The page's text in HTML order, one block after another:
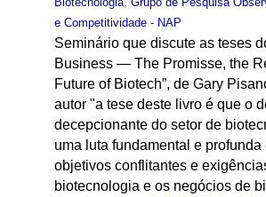
e Competitividade - NAP
Seminário que discute as teses
Business — The Promisse, the
Future of Biotech”, de Gary
autor "a tese deste livro é que o
decepcionante do setor de
uma luta fundamental e profunda
objetivos conflitantes e
biotecnologia e os negócios de